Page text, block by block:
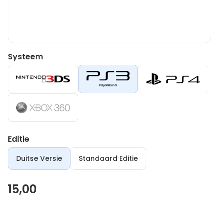
Systeem
Editie
Duitse Versie Standaard Editie
15,00